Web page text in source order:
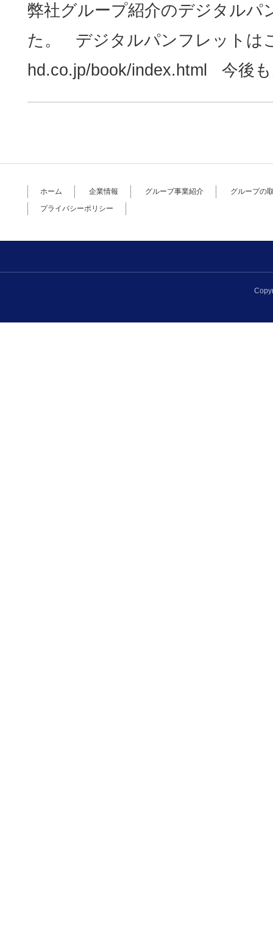
弊社グループ紹介のデジタルパ
た。 デジタルパンフレットは
hd.co.jp/book/index.html 今後
ホーム 企業情報 グループ事業紹介
グループの
プライバシーポリシー